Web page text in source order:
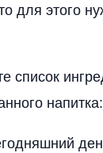
для этого
список
напитка: